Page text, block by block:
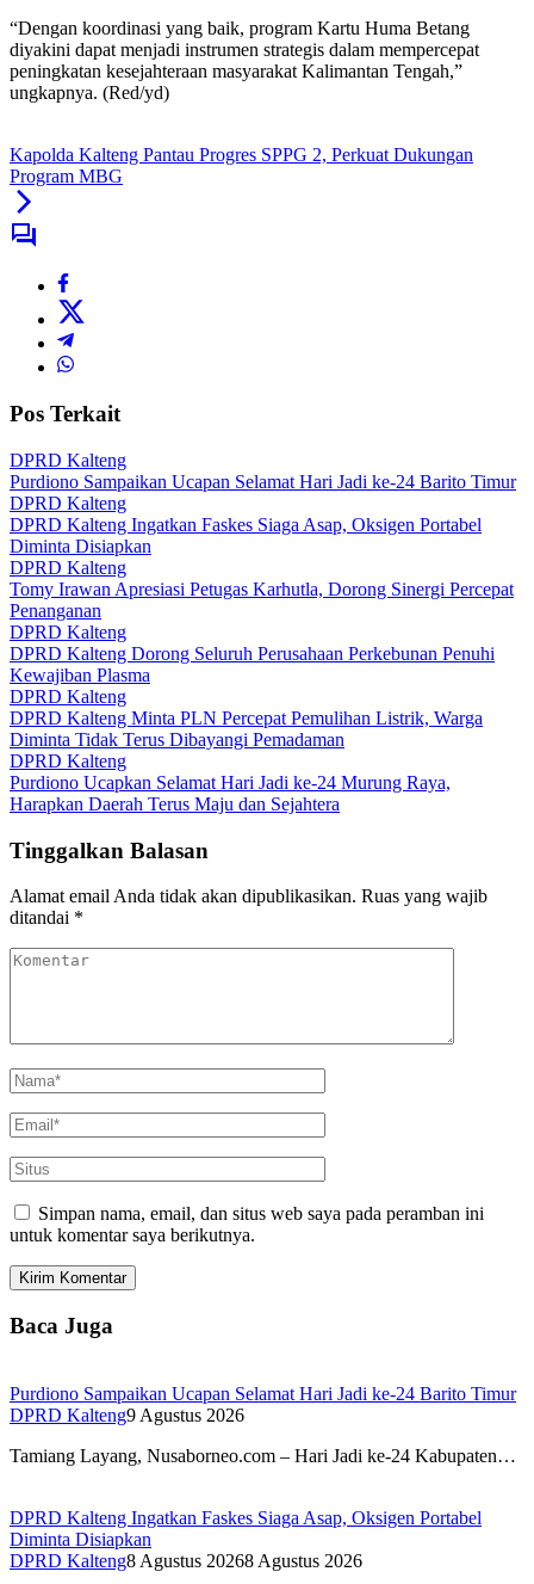
“Dengan koordinasi yang baik, program Kartu Huma Betang
diyakini dapat menjadi instrumen strategis dalam mempercepat
peningkatan kesejahteraan masyarakat Kalimantan Tengah,”
ungkapnya. (Red/yd)
Kapolda Kalteng Pantau Progres SPPG 2, Perkuat Dukungan
Program MBG
Pos Terkait
DPRD Kalteng
Purdiono Sampaikan Ucapan Selamat Hari Jadi ke-24 Barito Timur
DPRD Kalteng
DPRD Kalteng Ingatkan Faskes Siaga Asap, Oksigen Portabel
Diminta Disiapkan
DPRD Kalteng
Tomy Irawan Apresiasi Petugas Karhutla, Dorong Sinergi Percepat
Penanganan
DPRD Kalteng
DPRD Kalteng Dorong Seluruh Perusahaan Perkebunan Penuhi
Kewajiban Plasma
DPRD Kalteng
DPRD Kalteng Minta PLN Percepat Pemulihan Listrik, Warga
Diminta Tidak Terus Dibayangi Pemadaman
DPRD Kalteng
Purdiono Ucapkan Selamat Hari Jadi ke-24 Murung Raya,
Harapkan Daerah Terus Maju dan Sejahtera
Tinggalkan Balasan
Alamat email Anda tidak akan dipublikasikan. Ruas yang wajib
ditandai *
Simpan nama, email, dan situs web saya pada peramban ini
untuk komentar saya berikutnya.
Baca Juga
Purdiono Sampaikan Ucapan Selamat Hari Jadi ke-24 Barito Timur
DPRD Kalteng9 Agustus 2026
Tamiang Layang, Nusaborneo.com – Hari Jadi ke-24 Kabupaten…
DPRD Kalteng Ingatkan Faskes Siaga Asap, Oksigen Portabel
Diminta Disiapkan
DPRD Kalteng8 Agustus 20268 Agustus 2026